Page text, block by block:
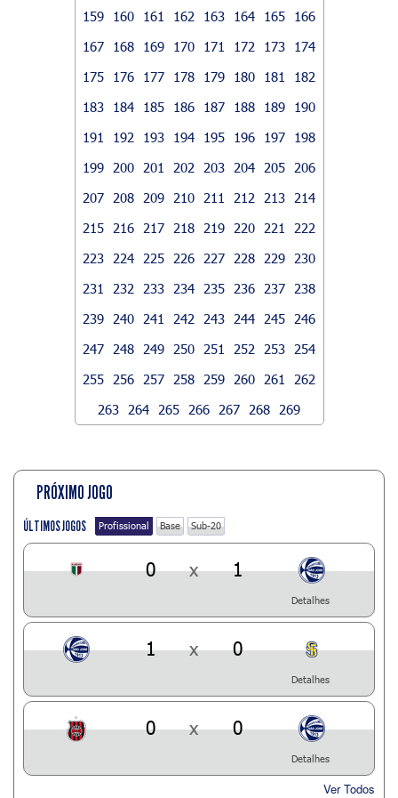
159
160 161 162 163 164 165
166
167
168 169 170 171 172 173
174
175
176 177 178 179 180 181
182
183
184 185 186 187 188 189
190
191
192 193 194 195 196 197
198
199
200 201 202 203 204 205
206
207
208 209 210 211 212 213
214
215
216 217 218 219 220 221
222
223
224 225 226 227 228 229
230
231
232 233 234 235 236 237
238
239
240 241 242 243 244 245
246
247
248 249 250 251 252 253
254
255
256 257 258 259 260 261
262
263
264 265 266 267 268 269
PRÓXIMO JOGO
ÚLTIMOS JOGOS Profissional Base Sub-20
0 x 1
Detalhes
1 x 0
Detalhes
0 x 0
Detalhes
Ver Todos